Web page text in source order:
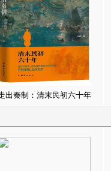
出秦制：清末民初六十年